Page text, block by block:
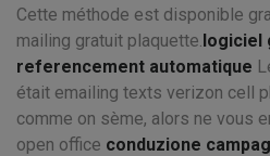
Cette méthode est disponible
mailing gratuit plaquette.logiciel
referencement automatique
était emailing texts verizon cell
comme on sème, alors ne vous
open office conduzione